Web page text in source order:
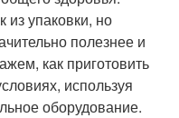
из упаковки, но
полезнее и
как приготовить
используя
оборудование.